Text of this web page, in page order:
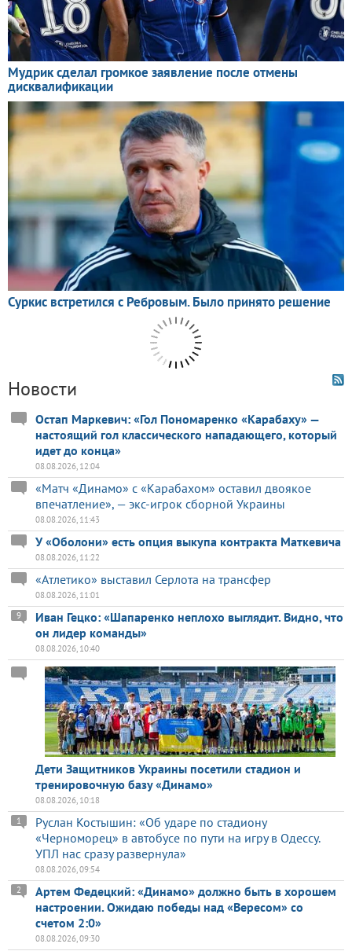
Новости
Остап Маркевич: «Гол Пономаренко «Карабаху» —
настоящий гол классического нападающего, который
идет до конца»
08.08.2026, 12:04
«Матч «Динамо» с «Карабахом» оставил двоякое
впечатление», — экс-игрок сборной Украины
08.08.2026, 11:43
У «Оболони» есть опция выкупа контракта Маткевича
08.08.2026, 11:22
«Атлетико» выставил Серлота на трансфер
08.08.2026, 11:01
Иван Гецко: «Шапаренко неплохо выглядит. Видно, что
он лидер команды»
9
08.08.2026, 10:40
Дети Защитников Украины посетили стадион и
тренировочную базу «Динамо»
08.08.2026, 10:18
Руслан Костышин: «Об ударе по стадиону
«Черноморец» в автобусе по пути на игру в Одессу.
УПЛ нас сразу развернула»
1
08.08.2026, 09:54
Артем Федецкий: «Динамо» должно быть в хорошем
настроении. Ожидаю победы над «Вересом» со
счетом 2:0»
2
08.08.2026, 09:30